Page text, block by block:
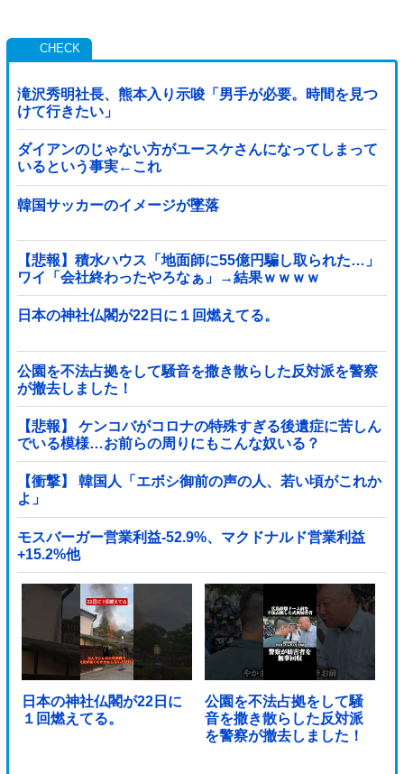
滝沢秀明社長、熊本入り示唆「男手が必要。時間を見つ
けて行きたい」
ダイアンのじゃない方がユースケさんになってしまって
いるという事実←これ
韓国サッカーのイメージが墜落
【悲報】積水ハウス「地面師に55億円騙し取られた…」
ワイ「会社終わったやろなぁ」→結果ｗｗｗｗ
日本の神社仏閣が22日に１回燃えてる。
公園を不法占拠をして騒音を撒き散らした反対派を警察
が撤去しました！
【悲報】 ケンコバがコロナの特殊すぎる後遺症に苦しん
でいる模様…お前らの周りにもこんな奴いる？
【衝撃】 韓国人「エボシ御前の声の人、若い頃がこれか
よ」
モスバーガー営業利益-52.9%、マクドナルド営業利益
+15.2%他
日本の神社仏閣が22日に
１回燃えてる。
公園を不法占拠をして騒
音を撒き散らした反対派
を警察が撤去しました！